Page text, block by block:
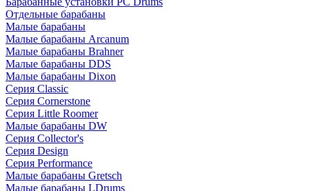
Отдельные барабаны
Малые барабаны
Малые барабаны Arcanum
Малые барабаны Brahner
Малые барабаны DDS
Малые барабаны Dixon
Серия Classic
Серия Cornerstone
Серия Little Roomer
Малые барабаны DW
Серия Collector's
Серия Design
Серия Performance
Малые барабаны Gretsch
Малые барабаны LDrums